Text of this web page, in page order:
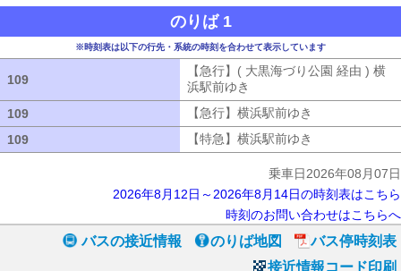
のりば 1
※時刻表は以下の行先・系統の時刻を合わせて表示しています
109
【急行】( 大黒海づり公園 経由 ) 横
浜駅前ゆき
109
【急行】横浜駅前ゆき
109
【特急】横浜駅前ゆき
乗車日2026年08月07日
2026年8月12日～2026年8月14日の時刻表はこちら
時刻のお問い合わせはこちらへ
バスの接近情報 のりば地図
バス停時刻表
接近情報コード印刷